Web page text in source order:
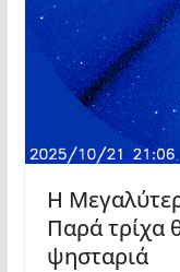
Η
Παρά τρίχα
ψησταριά